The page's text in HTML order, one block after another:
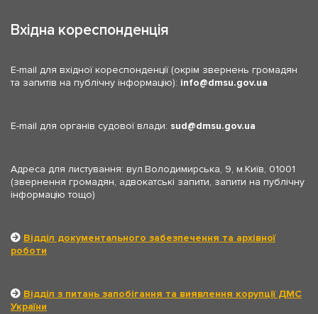
Вхідна кореспонденція
E-mail для вхідної кореспонденції (окрім звернень громадян
та запитів на публічну інформацію): info dmsu.gov.ua
E-mail для органів судової влади: sud dmsu.gov.ua
Адреса для листування: вул.Володимирська, 9, м.Київ, 01001
(звернення громадян, адвокатські запити, запити на публічну
інформацію тощо)
Відділ документального забезпечення та архівної
роботи
Відділ з питань запобігання та виявлення корупції ДМС
України